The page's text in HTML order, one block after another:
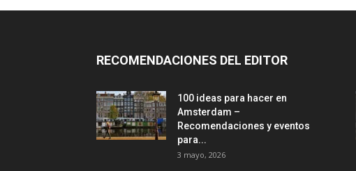
RECOMENDACIONES DEL EDITOR
100 ideas para hacer en
Amsterdam –
Recomendaciones y eventos
para...
3 mayo, 2026